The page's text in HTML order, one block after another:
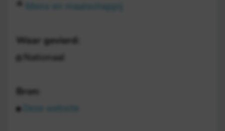
Mens en maatschappij
Waar gevierd:
Nationaal
Bron: